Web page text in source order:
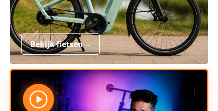
Bekijk fietsen→